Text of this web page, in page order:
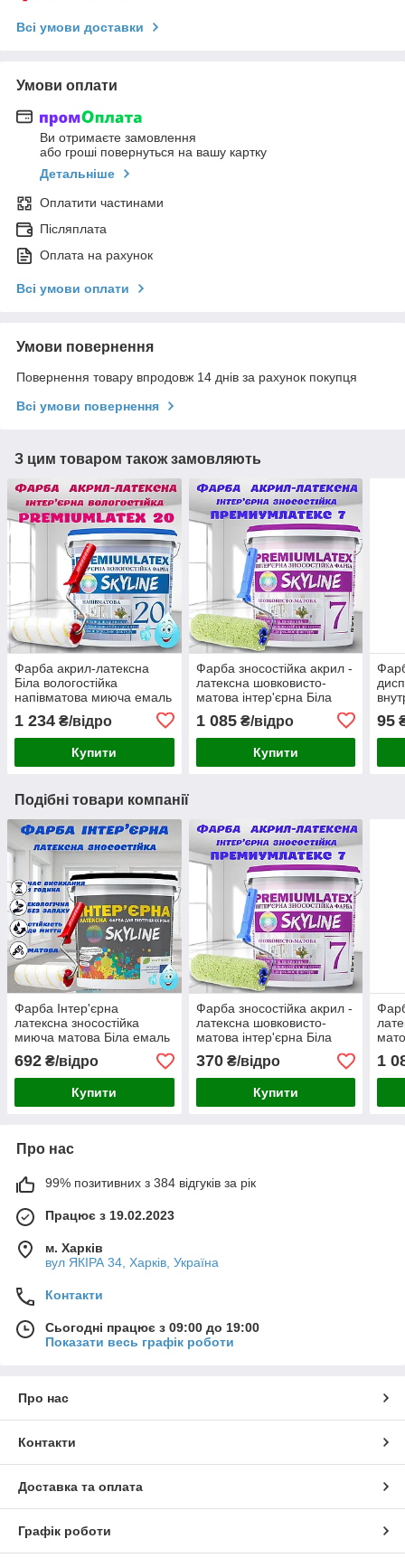
Всі умови доставки
Умови оплати
Ви отримаєте замовлення
або гроші повернуться на вашу картку
Детальніше
Оплатити частинами
Післяплата
Оплата на рахунок
Всі умови оплати
Умови повернення
Повернення товару впродовж 14 днів за рахунок покупця
Всі умови повернення
З цим товаром також замовляють
Фарба акрил-латексна
Біла вологостійка
напівматова миюча емаль
Premiumlatex 20 Skyline
3.6 кг
1 234 ₴/відро
Купити
Фарба зносостійка акрил -
латексна шовковисто-
матова інтер'єрна Біла
Premiumlatex 7 Skyline 3.6
кг
1 085₴/відро
Купити
95
Подібні товари компанії
Фарба Інтер'єрна
латексна зносостійка
миюча матова Біла емаль
для стін, стель, дверей
SkyLine 4.2 кг
692 ₴/відро
Купити
Фарба зносостійка акрил -
латексна шовковисто-
матова інтер'єрна Біла
емаль для стін і стель
Premiumlatex 7 Skyline 1.2
кг
370₴/відро
Купити
кг
1
Про нас
99% позитивних з 384 відгуків за рік
Працює з 19.02.2023
м. Харків
вул ЯКІРА 34, Харків, Україна
Контакти
Сьогодні працює з 09:00 до 19:00
Показати весь графік роботи
Про нас
Контакти
Доставка та оплата
Графік роботи